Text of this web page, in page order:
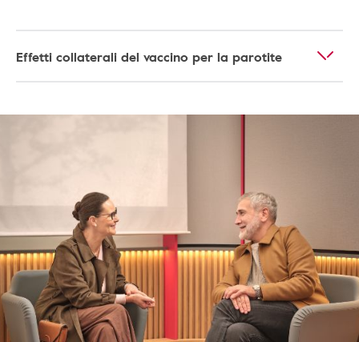
Effetti collaterali del vaccino per la parotite